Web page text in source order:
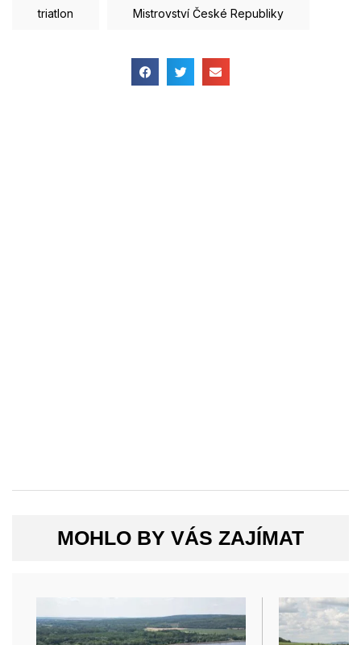
triatlon Mistrovství České Republiky
MOHLO BY VÁS ZAJÍMAT